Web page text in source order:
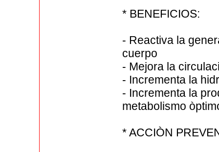
* BENEFICIOS:
- Reactiva la
cuerpo
- Mejora la
- Incrementa la
- Incrementa la
metabolismo
* ACCIÒN